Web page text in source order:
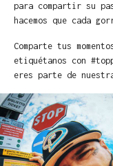
para compartir su
hacemos que cada
Comparte tus
etiquétanos con
eres parte de